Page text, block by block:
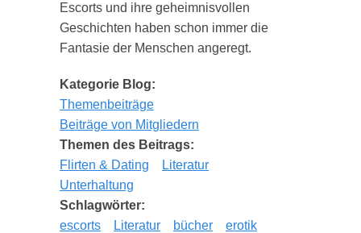
Escorts und ihre geheimnisvollen
Geschichten haben schon immer die
Fantasie der Menschen angeregt.
Kategorie Blog:
Themenbeiträge
Beiträge von Mitgliedern
Themen des Beitrags:
Flirten & Dating
Literatur
Unterhaltung
Schlagwörter:
escorts
Literatur bücher
erotik